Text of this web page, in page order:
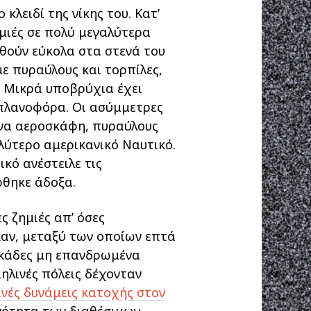
της νίκης του. Κατ’
σε πολύ μεγαλύτερα
εύκολα στα στενά του
πυραύλους και τορπίλες,
Μικρά υποβρύχια έχει
Οι ασύμμετρες
αεροσκάφη, πυραύλους
αμερικανικό Ναυτικό.
ανέστειλε τις
άδοξα.
απ’ όσες
μεταξύ των οποίων επτά
μη επανδρωμένα
πόλεις δέχονταν
δυνάμεις κατοχής στον